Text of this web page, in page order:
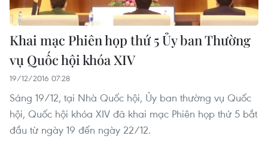
Khai mạc Phiên họp thứ 5 Ủy ban Thường
vụ Quốc hội khóa XIV
19/12/2016 07:28
Sáng 19/12, tại Nhà Quốc hội, Ủy ban thường vụ Quốc
hội, Quốc hội khóa XIV đã khai mạc Phiên họp thứ 5 bắt
đầu từ ngày 19 đến ngày 22/12.